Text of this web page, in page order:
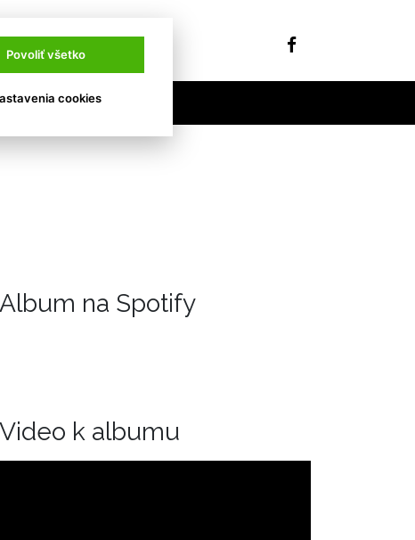
2025
Album na Spotify
Video k albumu
Povoliť všetko
cookies